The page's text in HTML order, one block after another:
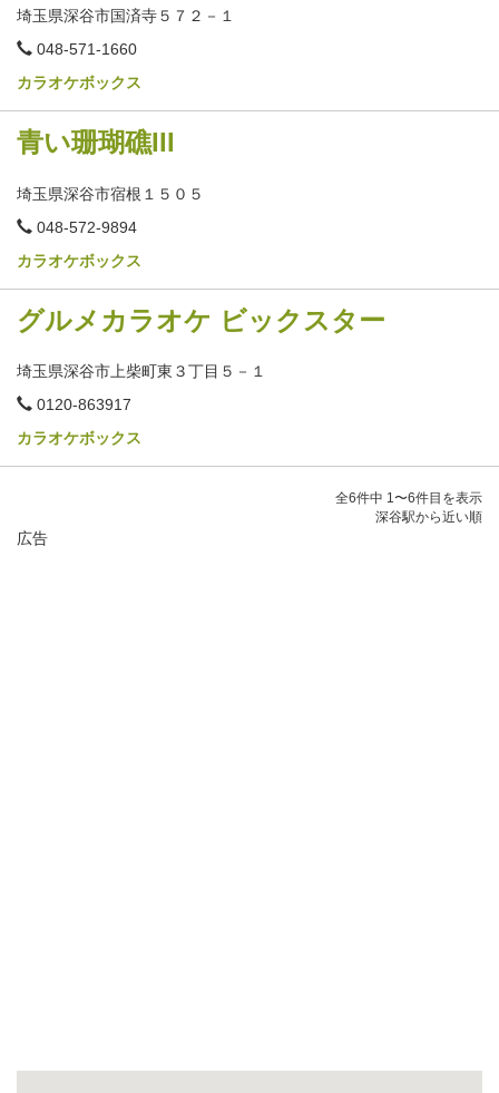
埼玉県深谷市国済寺５７２－１
電
番
号
048-571-1660
カラオケボックス
青い珊瑚礁III
埼玉県深谷市宿根１５０５
電
番
号
048-572-9894
カラオケボックス
グルメカラオケ ビックスター
埼玉県深谷市上柴町東３丁目５－１
電
番
号
0120-863917
カラオケボックス
全6件中 1〜6件目を表示
深谷駅から近い順
広告